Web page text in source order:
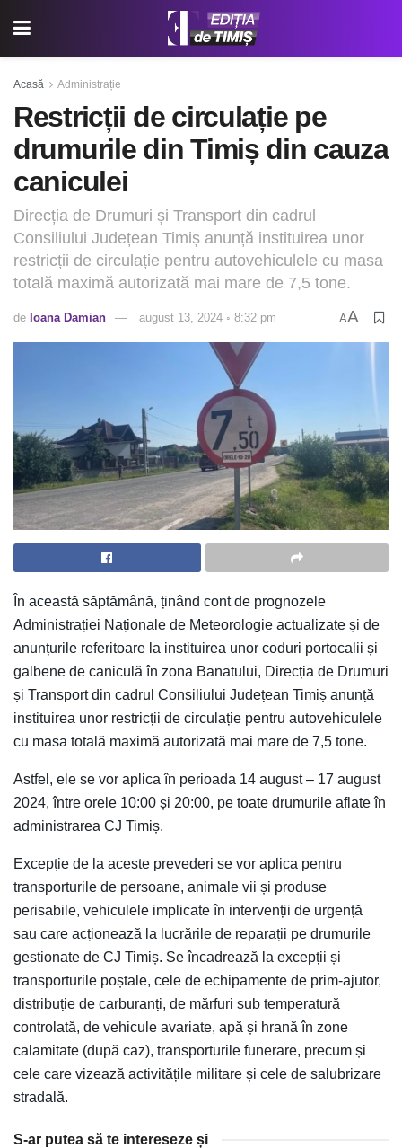
Acasă Administrație
Restricții de circulație pe
drumurile din Timiș din cauza
caniculei
Direcția de Drumuri și Transport din cadrul
Consiliului Județean Timiș anunță instituirea unor
restricții de circulație pentru autovehiculele cu masa
totală maximă autorizată mai mare de 7,5 tone.
de Ioana Damian august 13, 2024 ◦ 8:32 pm AA
În această săptămână, ținând cont de prognozele
Administrației Naționale de Meteorologie actualizate și de
anunțurile referitoare la instituirea unor coduri portocalii și
galbene de caniculă în zona Banatului, Direcția de Drumuri
și Transport din cadrul Consiliului Județean Timiș anunță
instituirea unor restricții de circulație pentru autovehiculele
cu masa totală maximă autorizată mai mare de 7,5 tone.
Astfel, ele se vor aplica în perioada 14 august – 17 august
2024, între orele 10:00 și 20:00, pe toate drumurile aflate în
administrarea CJ Timiș.
Excepție de la aceste prevederi se vor aplica pentru
transporturile de persoane, animale vii și produse
perisabile, vehiculele implicate în intervenții de urgență
sau care acționează la lucrările de reparații pe drumurile
gestionate de CJ Timiș. Se încadrează la excepții și
transporturile poștale, cele de echipamente de prim-ajutor,
distribuție de carburanți, de mărfuri sub temperatură
controlată, de vehicule avariate, apă și hrană în zone
calamitate (după caz), transporturile funerare, precum și
cele care vizează activitățile militare și cele de salubrizare
stradală.
S-ar putea să te intereseze și